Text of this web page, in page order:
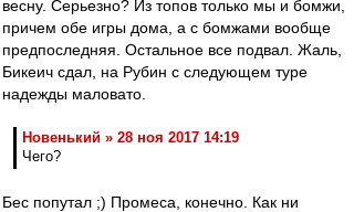
весну. Серьезно? Из топов только мы и бомжи,
причем обе игры дома, а с бомжами вообще
предпоследняя. Остальное все подвал. Жаль,
Бикеич сдал, на Рубин с следующем туре
надежды маловато.
Новенький » 28 ноя 2017 14:19
Чего?
Бес попутал ;) Промеса, конечно. Как ни